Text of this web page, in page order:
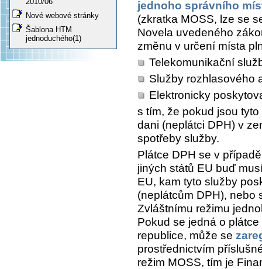
Nové webové stránky
Šablona HTM
jednoduchého(1)
jednoho správního
(zkratka MOSS, lze se
Novela uvedeného
změnu v určení místa
Telekomunikační
Služby rozhlasového
Elektronicky
s tím, že pokud jsou
dani (neplátci DPH) v
spotřeby služby.
Plátce DPH se v
jiných států EU buď
EU, kam tyto služby
(neplátcům DPH), nebo
Zvláštnímu režimu
Pokud se jedná o
republice, může se
prostřednictvím
režim MOSS, tím je